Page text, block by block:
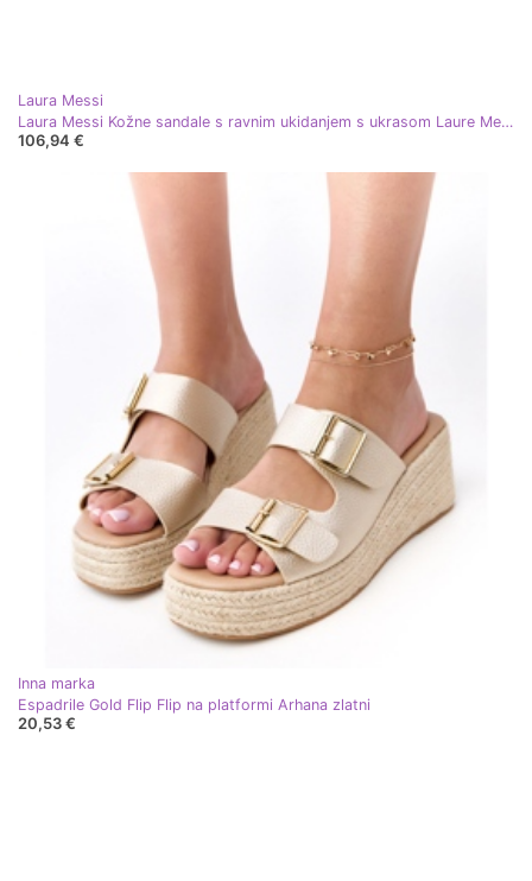
Laura Messi
Laura Messi Kožne sandale s ravnim ukidanjem s ukrasom Laure Messi 2865 Zlotys zlatni
106,94 €
Inna marka
Espadrile Gold Flip Flip na platformi Arhana zlatni
20,53 €